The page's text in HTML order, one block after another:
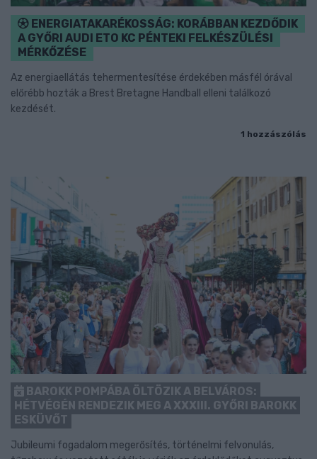
ENERGIATAKARÉKOSSÁG: KORÁBBAN KEZDŐDIK
A GYŐRI AUDI ETO KC PÉNTEKI FELKÉSZÜLÉSI
MÉRKŐZÉSE
Az energiaellátás tehermentesítése érdekében másfél órával
előrébb hozták a Brest Bretagne Handball elleni találkozó
kezdését.
1 hozzászólás
BAROKK POMPÁBA ÖLTÖZIK A BELVÁROS:
HÉTVÉGÉN RENDEZIK MEG A XXXIII. GYŐRI BAROKK
ESKÜVŐT
Jubileumi fogadalom megerősítés, történelmi felvonulás,